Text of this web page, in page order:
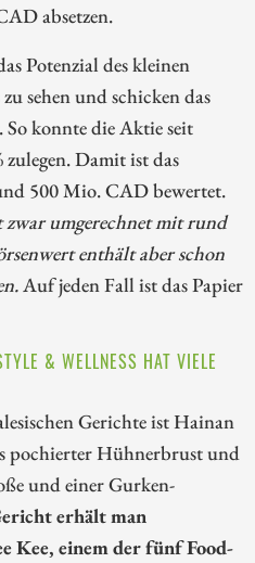
absetzen.
Potenzial des kleinen
sehen und schicken das
konnte die Aktie seit
Damit ist das
500 Mio. CAD bewertet.
umgerechnet mit rund
enthält aber schon
Auf jeden Fall ist das Papier
& WELLNESS HAT VIELE
Gerichte ist Hainan
pochierter Hühnerbrust und
und einer Gurken-
erhält man
Kee, einem der fünf Food-